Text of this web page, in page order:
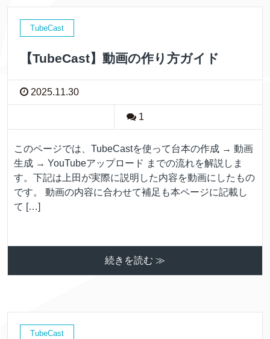
TubeCast
【TubeCast】動画の作り方ガイド
2025.11.30
1
このページでは、TubeCastを使って台本の作成 → 動画
生成 → YouTubeアップロード までの流れを解説しま
す。下記は上田が実際に説明した内容を動画にしたもの
です。 動画の内容に合わせて補足も本ページに記載し
て […]
続きを読む ≫
TubeCast